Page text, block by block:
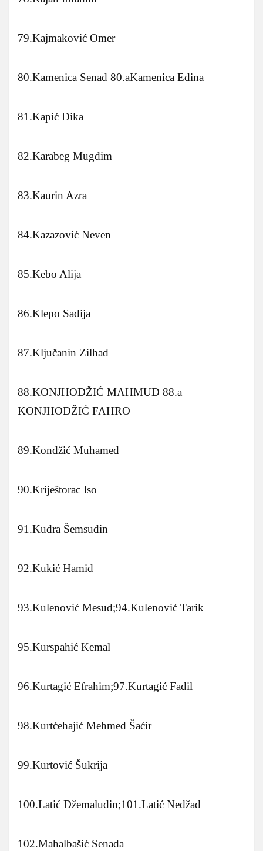
79.Kajmaković Omer
80.Kamenica Senad 80.aKamenica Edina
81.Kapić Dika
82.Karabeg Mugdim
83.Kaurin Azra
84.Kazazović Neven
85.Kebo Alija
86.Klepo Sadija
87.Ključanin Zilhad
88.KONJHODŽIĆ MAHMUD 88.a
KONJHODŽIĆ FAHRO
89.Kondžić Muhamed
90.Kriještorac Iso
91.Kudra Šemsudin
92.Kukić Hamid
93.Kulenović Mesud;94.Kulenović Tarik
95.Kurspahić Kemal
96.Kurtagić Efrahim;97.Kurtagić Fadil
98.Kurtćehajić Mehmed Šaćir
99.Kurtović Šukrija
100.Latić Džemaludin;101.Latić Nedžad
102.Mahalbašić Senada